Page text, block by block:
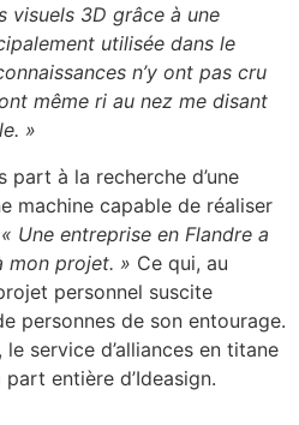
visuels 3D grâce à une
utilisée dans le
n’y ont pas cru
même ri au nez me disant
»
part à la recherche d’une
machine capable de réaliser
« Une entreprise en Flandre a
mon projet. » Ce qui, au
personnel suscite
personnes de son entourage.
le service d’alliances en titane
entière d’Ideasign.